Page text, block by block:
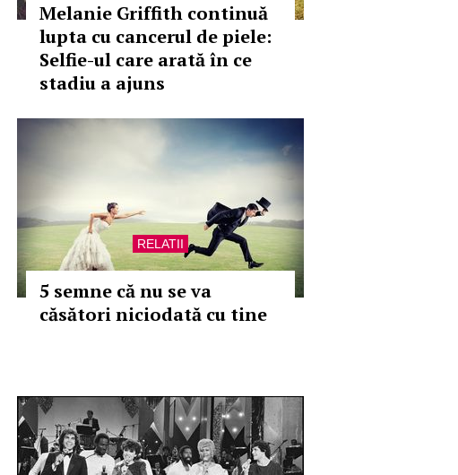
Melanie Griffith continuă
lupta cu cancerul de piele:
Selfie-ul care arată în ce
stadiu a ajuns
RELATII
5 semne că nu se va
căsători niciodată cu tine